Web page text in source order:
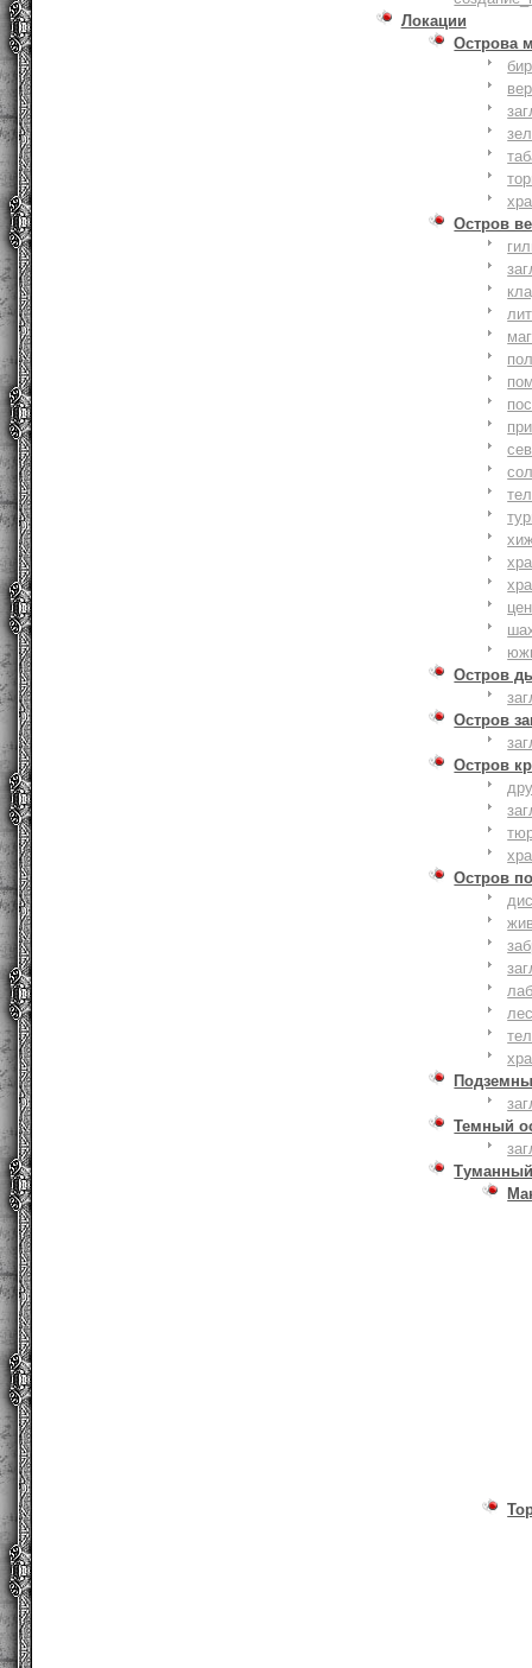
Локации
Острова
Остров
Остров
Остров
Остров
Остров
Темный